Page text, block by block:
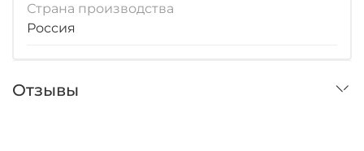
Страна производства
Россия
Отзывы